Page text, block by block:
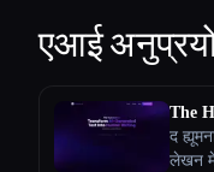
एआई
The
द
लेखन में